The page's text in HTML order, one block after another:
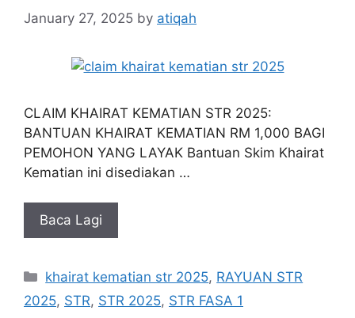
January 27, 2025 by atiqah
CLAIM KHAIRAT KEMATIAN STR 2025:
BANTUAN KHAIRAT KEMATIAN RM 1,000 BAGI
PEMOHON YANG LAYAK Bantuan Skim Khairat
Kematian ini disediakan …
Baca Lagi
Categories
khairat kematian str 2025, RAYUAN STR
2025, STR, STR 2025, STR FASA 1